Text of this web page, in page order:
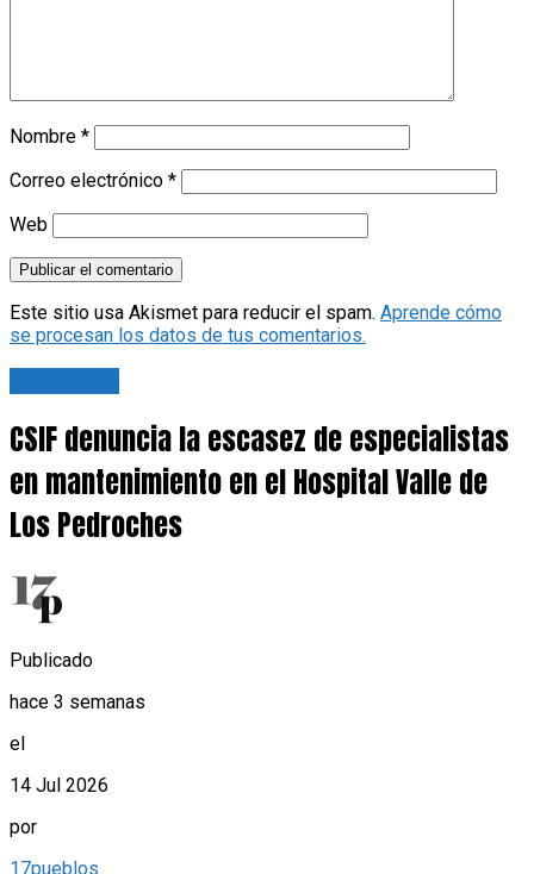
Nombre *
Correo electrónico *
Web
Este sitio usa Akismet para reducir el spam. Aprende cómo
se procesan los datos de tus comentarios.
CSIF denuncia la escasez de especialistas
en mantenimiento en el Hospital Valle de
Los Pedroches
Publicado
hace 3 semanas
el
14 Jul 2026
por
17pueblos